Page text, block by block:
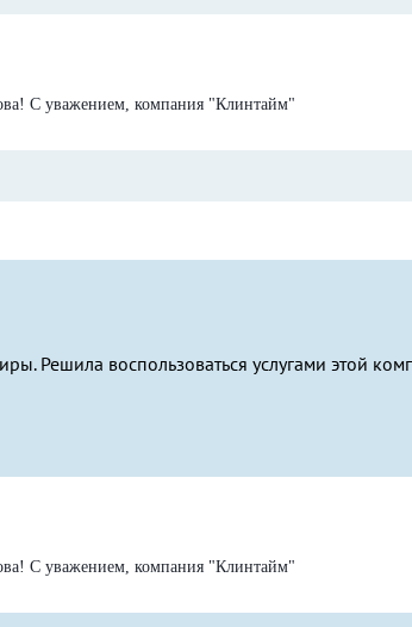
С уважением, компания "Клинтайм"
Решила воспользоваться услугами этой
С уважением, компания "Клинтайм"